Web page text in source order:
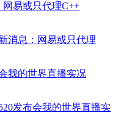
易或只代理C++
我的世界直播实况